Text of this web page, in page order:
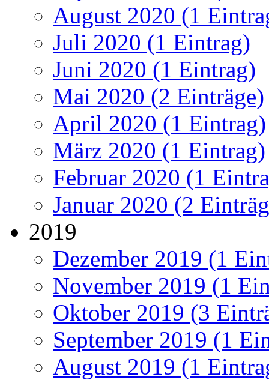
August 2020 (1
Juli 2020 (1 Eintrag)
Juni 2020 (1 Eintrag)
Mai 2020 (2 Einträge)
April 2020 (1 Eintrag)
März 2020 (1 Eintrag)
Februar 2020 (1
Januar 2020 (2
2019
Dezember 2019 (1
November 2019 (1
Oktober 2019 (3
September 2019 (1
August 2019 (1